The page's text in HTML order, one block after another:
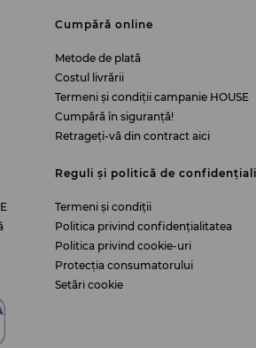
Cumpără online
Metode de plată
Costul livrării
Termeni și condiții campanie HOUSE
Cumpără în siguranță!
Retrageți-vă din contract aici
Reguli și politică de
Termeni și condiții
Politica privind confidențialitatea
Politica privind cookie-uri
Protecția consumatorului
Setări cookie